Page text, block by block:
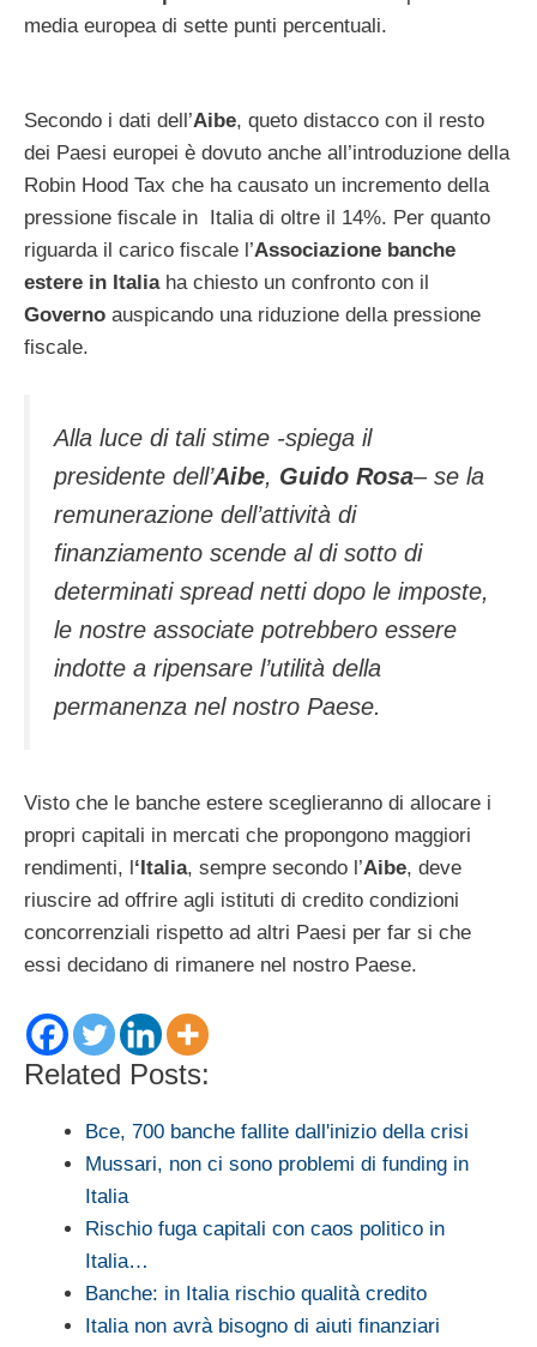
media europea di sette punti percentuali.
Secondo i dati dell’Aibe, queto distacco con il resto
dei Paesi europei è dovuto anche all’introduzione della
Robin Hood Tax che ha causato un incremento della
pressione fiscale in Italia di oltre il 14%. Per quanto
riguarda il carico fiscale l’Associazione banche
estere in Italiaha chiesto un confronto con il
Governo auspicando una riduzione della pressione
fiscale.
Alla luce di tali stime -spiega il
presidente dell’Aibe, Guido Rosa– se la
remunerazione dell’attività di
finanziamento scende al di sotto di
determinati spreadnetti dopo le imposte,
le nostre associate potrebbero essere
indotte a ripensare l’utilità della
permanenza nel nostro Paese.
Visto che le banche estere sceglieranno di allocare i
propri capitali in mercati che propongono maggiori
rendimenti, l‘Italia, sempre secondo l’Aibe, deve
riuscire ad offrire agli istituti di credito condizioni
concorrenziali rispetto ad altri Paesi per far si che
essi decidano di rimanere nel nostro Paese.
Related Posts:
Bce, 700 banche fallite dall'inizio della crisi
Mussari, non ci sono problemi di funding in
Italia
Rischio fuga capitali con caos politico in
Italia…
Banche: in Italia rischio qualità credito
Italia non avrà bisogno di aiuti finanziari